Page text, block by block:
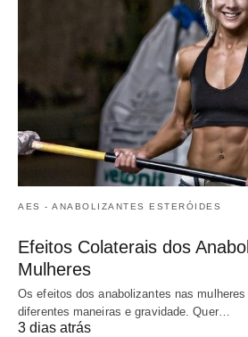
AES - ANABOLIZANTES ESTERÓIDES
Efeitos Colaterais dos
Mulheres
Os efeitos dos anabolizantes nas
diferentes maneiras e gravidade. Quer…
3 dias atrás